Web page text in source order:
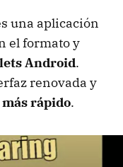
una aplicación
el formato y
Android.
renovada y
rápido.